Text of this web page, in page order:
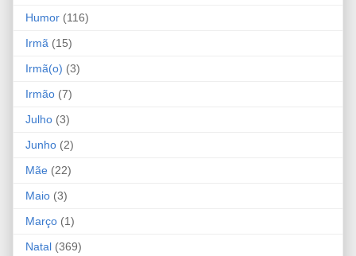
Humor (116)
Irmã (15)
Irmã(o) (3)
Irmão (7)
Julho (3)
Junho (2)
Mãe (22)
Maio (3)
Março (1)
Natal (369)